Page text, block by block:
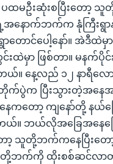
မဦးဆုံးစပြီးတော့ သူတို့
နောက်ဘက်က နုံကြီးရွာနဲ့
ာတောင်ပေါ့နော်။ အဲဒီထဲမှ
ထဲမှာ ဖြစ်တာ။ မနက်ပို
။ နေ့လည် ၁၂ နာရီလ
က်ပွဲက ပြီးသွားတဲ့အနေအထ
ကတော့ ကျနော်တို့ နယ်မြ
ယ်။ ဘယ်လိုအခြေအနေက
သူတို့ဘက်ကနေပြီးတေ
နော်တို့ဘက်ကို ထိုးစစ်ဆင်လ